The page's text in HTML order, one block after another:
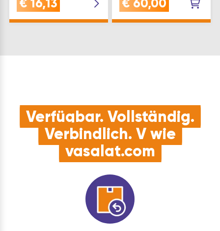
Innenmorsekegel: MK 1
Inhaltsangabe (ST): 1
Werkzeug mit Li-Ion
für Metabo Geräte mit
Verfügbar. Vollständig.
Verbindlich. V wie
vasalat.com